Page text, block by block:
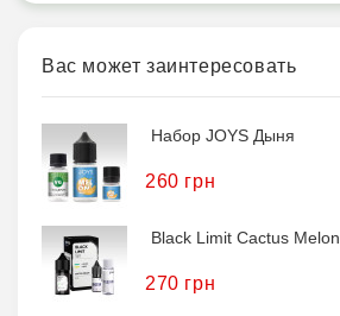
Вас может заинтересовать
Набор JOYS Дыня
260 грн
Black Limit Cactus Melon
270 грн